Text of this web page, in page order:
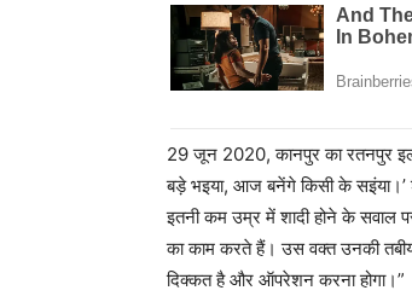
29 जून 2020, कानपुर का रतनपुर
बड़े भइया, आज बनेंगे किसी के सइंया।’
इतनी कम उम्र में शादी होने के सवाल
का काम करते हैं। उस वक्त उनकी
दिक्कत है और ऑपरेशन करना होगा।”